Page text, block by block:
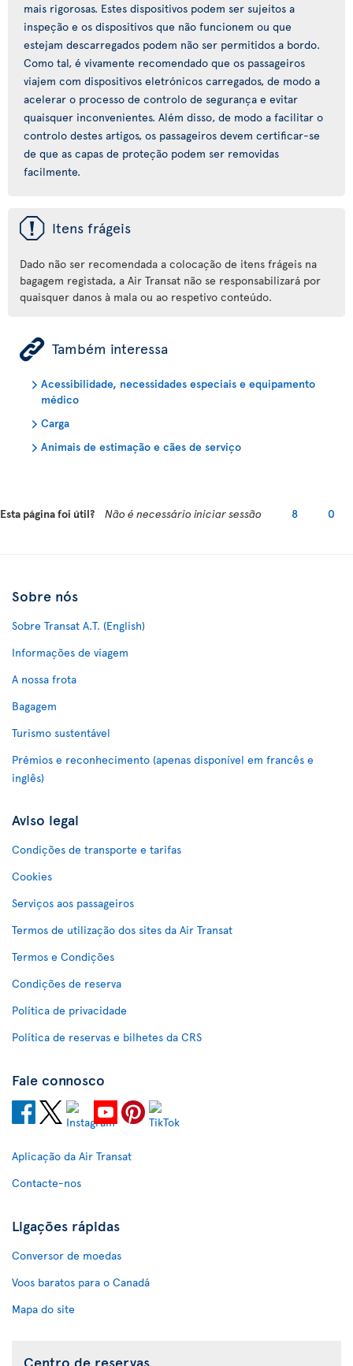
mais rigorosas. Estes dispositivos podem ser sujeitos a
inspeção e os dispositivos que não funcionem ou que
estejam descarregados podem não ser permitidos a bordo.
Como tal, é vivamente recomendado que os passageiros
viajem com dispositivos eletrónicos carregados, de modo a
acelerar o processo de controlo de segurança e evitar
quaisquer inconvenientes. Além disso, de modo a facilitar o
controlo destes artigos, os passageiros devem certificar-se
de que as capas de proteção podem ser removidas
facilmente.
ü Itens frágeis
Dado não ser recomendada a colocação de itens frágeis na
bagagem registada, a Air Transat não se responsabilizará por
quaisquer danos à mala ou ao respetivo conteúdo.
ÿ Também interessa
Acessibilidade, necessidades especiais e equipamento
médico
Carga
Animais de estimação e cães de serviço
Esta página foi útil? Não é necessário iniciar sessão 8 0
Sobre nós
Sobre Transat A.T. (English)
Informações de viagem
A nossa frota
Bagagem
Turismo sustentável
Prémios e reconhecimento (apenas disponível em francês e
inglês)
Aviso legal
Condições de transporte e tarifas
Cookies
Serviços aos passageiros
Termos de utilização dos sites da Air Transat
Termos e Condições
Condições de reserva
Política de privacidade
Política de reservas e bilhetes da CRS
Fale connosco
Aplicação da Air Transat
Contacte-nos
Ligações rápidas
Conversor de moedas
Voos baratos para o Canadá
Mapa do site
Centro de reservas